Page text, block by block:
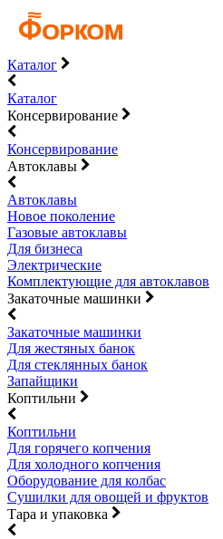
Каталог
Каталог
Консервирование
Консервирование
Автоклавы
Автоклавы
Новое поколение
Газовые автоклавы
Для бизнеса
Электрические
Комплектующие для автоклавов
Закаточные машинки
Закаточные машинки
Для жестяных банок
Для стеклянных банок
Запайщики
Коптильни
Коптильни
Для горячего копчения
Для холодного копчения
Оборудование для колбас
Сушилки для овощей и фруктов
Тара и упаковка